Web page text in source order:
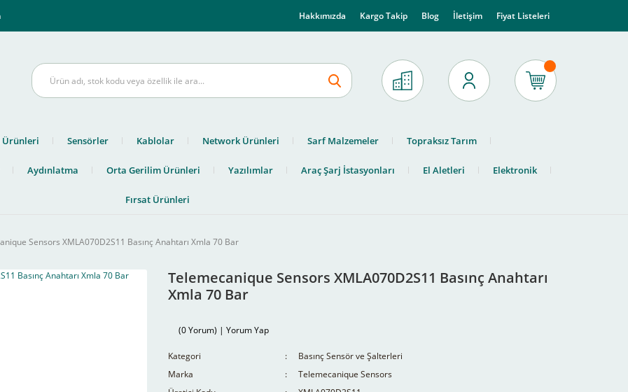
Hakkımızda Kargo Takip Blog İletişim Fiyat Listeleri
Ürünleri Sensörler Kablolar Network Ürünleri Sarf Malzemeler Topraksız Tarım
Aydınlatma Orta Gerilim Ürünleri Yazılımlar Araç Şarj İstasyonları El Aletleri Elektronik
Fırsat Ürünleri
Sensors XMLA070D2S11 Basınç Anahtarı Xmla 70 Bar
Telemecanique Sensors XMLA070D2S11 Basınç Anahtarı
Xmla 70 Bar
(0 Yorum) | Yorum Yap
Kategori
Basınç Sensör ve Şalterleri
Marka
Telemecanique Sensors